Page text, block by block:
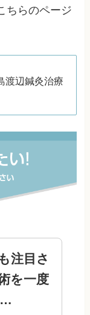
ちらのページ
渡辺鍼灸治療
注目さ
を一度
…